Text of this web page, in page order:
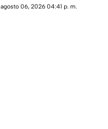
detalles.
agosto 06, 2026 04:41 p. m.